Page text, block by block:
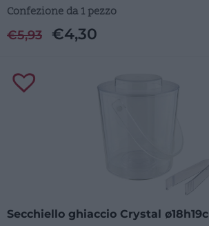
Confezione da 1 pezzo
€5,93 €4,30
Secchiello ghiaccio Crystal